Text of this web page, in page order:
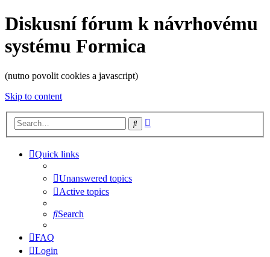
Diskusní fórum k návrhovému
systému Formica
(nutno povolit cookies a javascript)
Skip to content
Search
Quick links
Unanswered topics
Active topics
Search
FAQ
Login